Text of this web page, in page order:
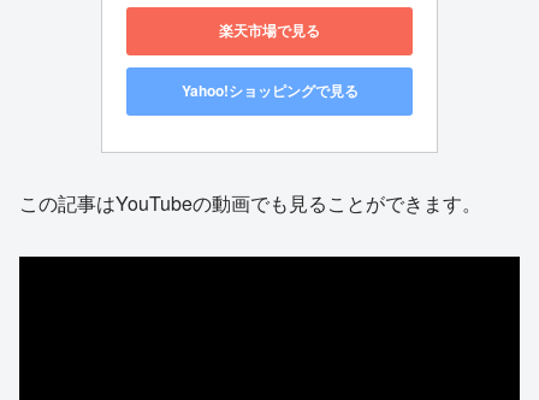
楽天市場で見る
Yahoo!ショッピングで見る
この記事はYouTubeの動画でも見ることができます。